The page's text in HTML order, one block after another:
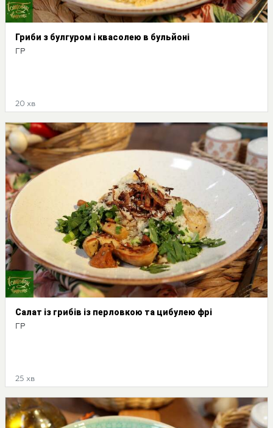
Гриби з булгуром і квасолею в бульйоні
ГР
20 хв
Салат із грибів із перловкою та цибулею фрі
ГР
25 хв